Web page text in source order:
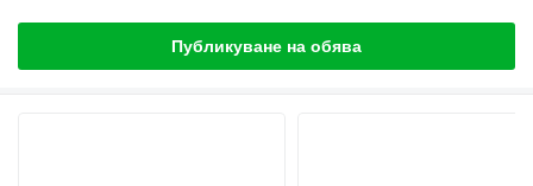
Публикуване на обява